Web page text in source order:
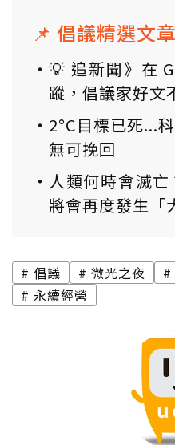
📌 倡議精選文章
💡 追新聞》在
蹤，倡議家好文
2°C目標已死...
無可挽回
人類何時會滅
將會再度發生「
倡議 微光之夜
永續經營